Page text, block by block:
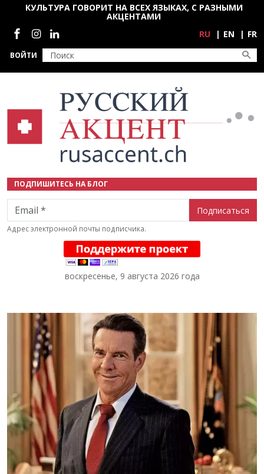
Перейти к основному содержанию
ВОЙТИ
КУЛЬТУРА ГОВОРИТ НА ВСЕХ ЯЗЫКАХ, С РАЗНЫМИ
АКЦЕНТАМИ
Социальные сети
RU EN FR
ПОДПИШИТЕСЬ НА БЛОГ
Email
Адрес электронной почты подписчика.
воскресенье, 9 августа 2026 года